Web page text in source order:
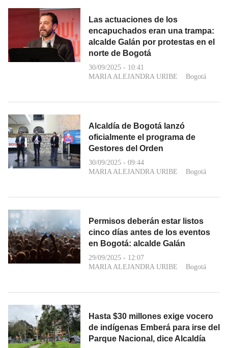
Las actuaciones de los
encapuchados eran una trampa:
alcalde Galán por protestas en el
norte de Bogotá
30/09/2025 - 10:41
MARIA ALEJANDRA URIBE
Bogotá
Alcaldía de Bogotá lanzó
oficialmente el programa de
Gestores del Orden
30/09/2025 - 09:44
MARIA ALEJANDRA URIBE
Bogotá
Permisos deberán estar listos
cinco días antes de los eventos
en Bogotá: alcalde Galán
29/09/2025 - 12:07
MARIA ALEJANDRA URIBE
Bogotá
Hasta $30 millones exige vocero
de indígenas Emberá para irse del
Parque Nacional, dice Alcaldía